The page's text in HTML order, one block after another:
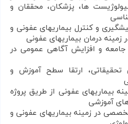
ها، پزشكان، محققان و
و كنترل بیماریهای عفونی و
زمینه درمان بیماریهای عفونی
و افزایش آگاهی عمومی در
تحقیقاتی، ارتقا سطح آموزش و
بیماریهای عفونی از طریق پروژه
آموزشی
در زمینه بیماریهای عفونی و